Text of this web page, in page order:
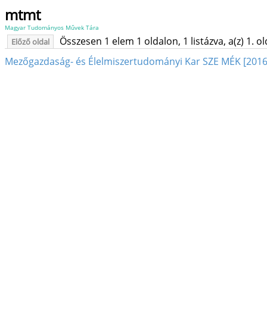
mtmt
Magyar Tudományos Művek Tára
Előző oldal
Összesen 1 elem 1 oldalon, 1 listázva, a(z) 1.
Mezőgazdaság- és Élelmiszertudományi Kar SZE MÉK